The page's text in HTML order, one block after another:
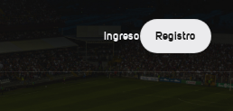
Ingreso Registro